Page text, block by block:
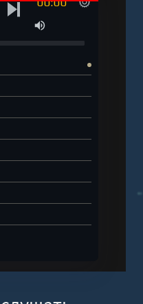
00:00